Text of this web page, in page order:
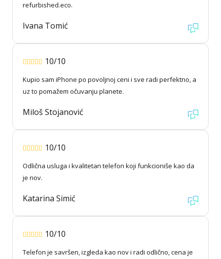
refurbished.eco.
Ivana Tomić
10/10
Kupio sam iPhone po povoljnoj ceni i sve radi perfektno, a
uz to pomažem očuvanju planete.
Miloš Stojanović
10/10
Odlična usluga i kvalitetan telefon koji funkcioniše kao da
je nov.
Katarina Simić
10/10
Telefon je savršen, izgleda kao nov i radi odlično, cena je